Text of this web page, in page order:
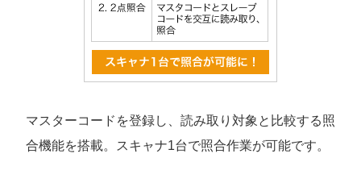
マスターコードを登録し、読み取り対象と比較する照
合機能を搭載。スキャナ1台で照合作業が可能です。